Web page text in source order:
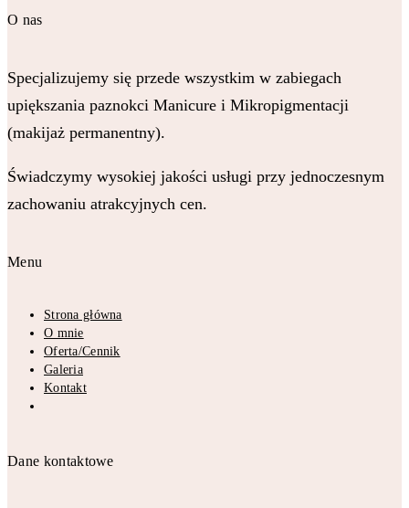
O nas
Specjalizujemy się przede wszystkim w zabiegach
upiększania paznokci Manicure i Mikropigmentacji
(makijaż permanentny).
Świadczymy wysokiej jakości usługi przy jednoczesnym
zachowaniu atrakcyjnych cen.
Menu
Strona główna
O mnie
Oferta/Cennik
Galeria
Kontakt
Dane kontaktowe